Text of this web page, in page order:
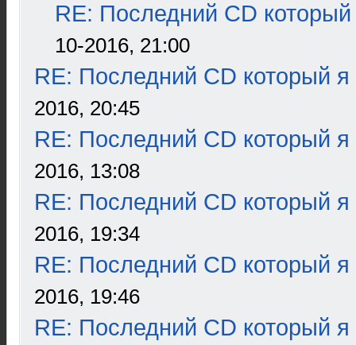
RE: Последний CD который
10-2016, 21:00
RE: Последний CD который я
2016, 20:45
RE: Последний CD который я
2016, 13:08
RE: Последний CD который я
2016, 19:34
RE: Последний CD который я
2016, 19:46
RE: Последний CD который я